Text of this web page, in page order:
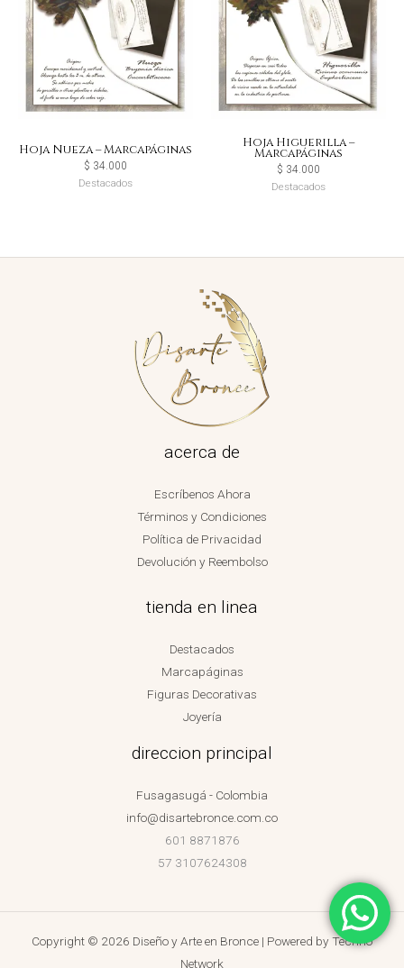
Hoja Nueza – Marcapáginas
$ 34.000
Destacados
Hoja Higuerilla –
Marcapáginas
$ 34.000
Destacados
acerca de
Escríbenos Ahora
Términos y Condiciones
Política de Privacidad
Devolución y Reembolso
tienda en linea
Destacados
Marcapáginas
Figuras Decorativas
Joyería
direccion principal
Fusagasugá - Colombia
info@disartebronce.com.co
601 8871876
57 3107624308
Copyright © 2026 Diseño y Arte en Bronce | Powered by Techno
Network